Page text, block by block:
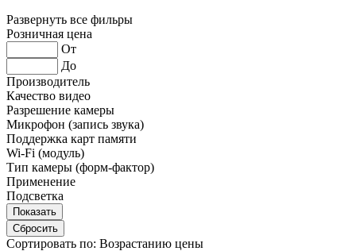
Развернуть все фильры
Розничная цена
От
До
Производитель
Качество видео
Разрешение камеры
Микрофон (запись звука)
Поддержка карт памяти
Wi-Fi (модуль)
Тип камеры (форм-фактор)
Применение
Подсветка
Сортировать по: Возрастанию цены